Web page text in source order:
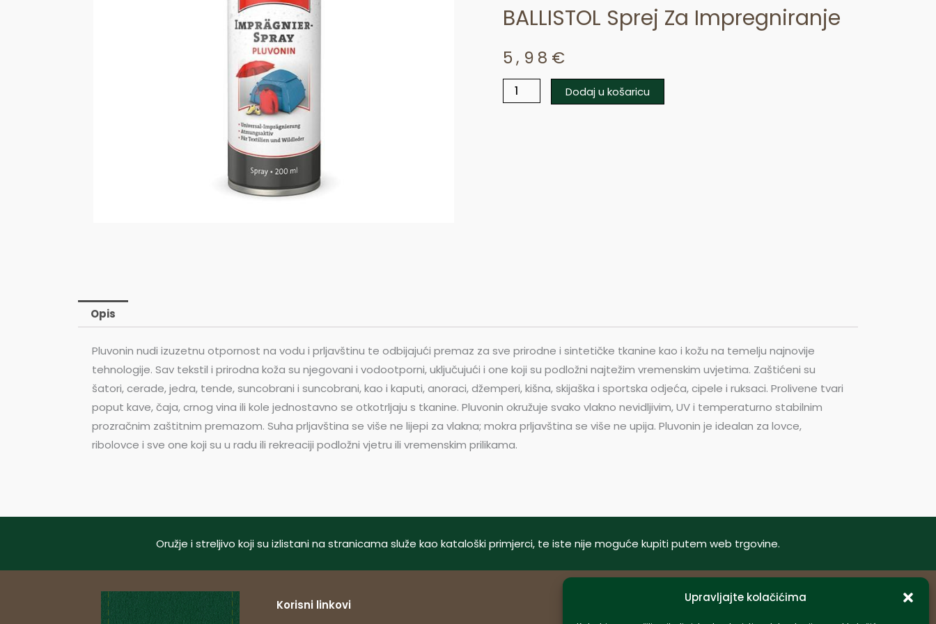
Upravljajte kolačićima
BALLISTOL Sprej Za Impregniranje
5,98 €
BALLISTOL
Dodaj u košaricu
Opis
Pluvonin nudi izuzetnu otpornost na vodu i prljavštinu te odbijajući premaz za sve prirodne i sintetičke tkanine kao i kožu na temelju najnovije
tehnologije. Sav tekstil i prirodna koža su njegovani i vodootporni, uključujući i one koji su podložni najtežim vremenskim uvjetima. Zaštićeni su
šatori, cerade, jedra, tende, suncobrani i suncobrani, kao i kaputi, anoraci, džemperi, kišna, skijaška i sportska odjeća, cipele i ruksaci. Prolivene tvari
poput kave, čaja, crnog vina ili kole jednostavno se otkotrljaju s tkanine. Pluvonin okružuje svako vlakno nevidljivim, UV i temperaturno stabilnim
prozračnim zaštitnim premazom. Suha prljavština se više ne lijepi za vlakna; mokra prljavština se više ne upija. Pluvonin je idealan za lovce,
ribolovce i sve one koji su u radu ili rekreaciji podložni vjetru ili vremenskim prilikama.
Oružje i streljivo koji su izlistani na stranicama služe kao kataloški primjerci, te iste nije moguće kupiti putem web trgovine.
Korisni linkovi Informacije